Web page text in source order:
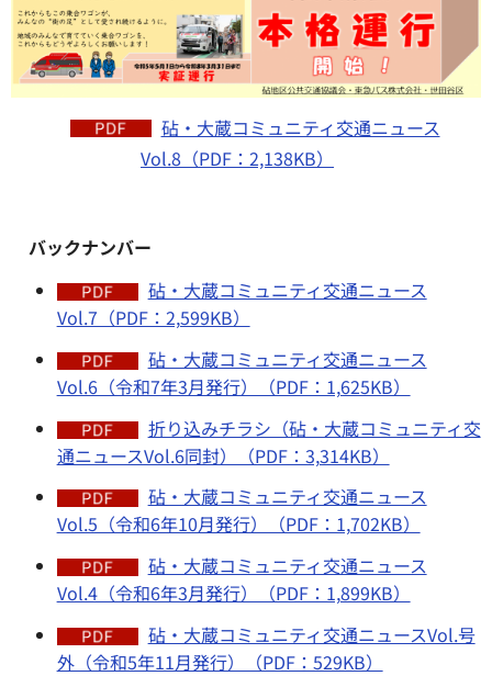
砧・大蔵コミュニティ交通ニュース
Vol.8（PDF：2,138KB）
バックナンバー
砧・大蔵コミュニティ交通ニュース
Vol.7（PDF：2,599KB）
砧・大蔵コミュニティ交通ニュース
Vol.6（令和7年3月発行）（PDF：1,625KB）
折り込みチラシ（砧・大蔵コミュニティ交
通ニュースVol.6同封）（PDF：3,314KB）
砧・大蔵コミュニティ交通ニュース
Vol.5（令和6年10月発行）（PDF：1,702KB）
砧・大蔵コミュニティ交通ニュース
Vol.4（令和6年3月発行）（PDF：1,899KB）
砧・大蔵コミュニティ交通ニュースVol.号
外（令和5年11月発行）（PDF：529KB）